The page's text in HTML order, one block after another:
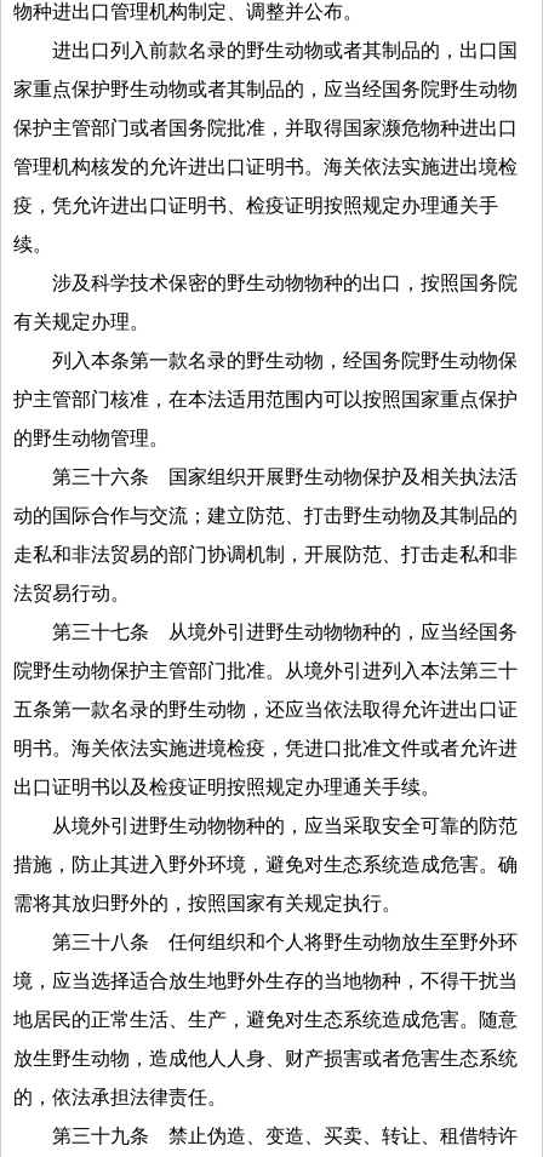
物种进出口管理机构制定、调整并公布。
进出口列入前款名录的野生动物或者其制品的，出口国
家重点保护野生动物或者其制品的，应当经国务院野生动物
保护主管部门或者国务院批准，并取得国家濒危物种进出口
管理机构核发的允许进出口证明书。海关依法实施进出境检
疫，凭允许进出口证明书、检疫证明按照规定办理通关手
续。
涉及科学技术保密的野生动物物种的出口，按照国务院
有关规定办理。
列入本条第一款名录的野生动物，经国务院野生动物保
护主管部门核准，在本法适用范围内可以按照国家重点保护
的野生动物管理。
第三十六条 国家组织开展野生动物保护及相关执法活
动的国际合作与交流；建立防范、打击野生动物及其制品的
走私和非法贸易的部门协调机制，开展防范、打击走私和非
法贸易行动。
第三十七条 从境外引进野生动物物种的，应当经国务
院野生动物保护主管部门批准。从境外引进列入本法第三十
五条第一款名录的野生动物，还应当依法取得允许进出口证
明书。海关依法实施进境检疫，凭进口批准文件或者允许进
出口证明书以及检疫证明按照规定办理通关手续。
从境外引进野生动物物种的，应当采取安全可靠的防范
措施，防止其进入野外环境，避免对生态系统造成危害。确
需将其放归野外的，按照国家有关规定执行。
第三十八条 任何组织和个人将野生动物放生至野外环
境，应当选择适合放生地野外生存的当地物种，不得干扰当
地居民的正常生活、生产，避免对生态系统造成危害。随意
放生野生动物，造成他人人身、财产损害或者危害生态系统
的，依法承担法律责任。
第三十九条 禁止伪造、变造、买卖、转让、租借特许